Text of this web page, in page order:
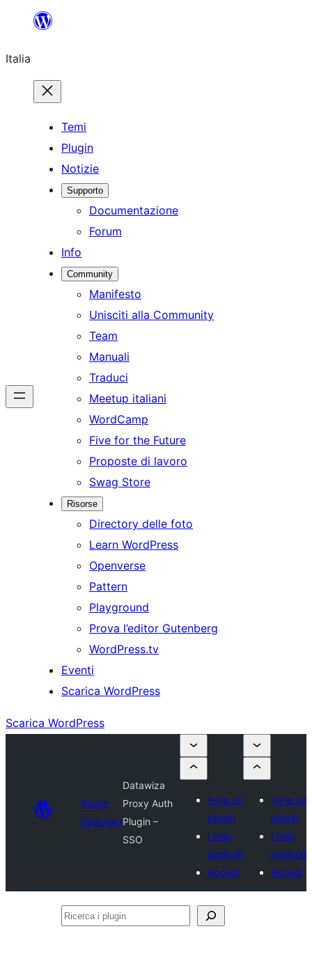
contenuto
Italia
Temi
Plugin
Notizie
Supporto
Documentazione
Forum
Info
Community
Manifesto
Unisciti alla Community
Team
Manuali
Traduci
Meetup italiani
WordCamp
Five for the Future
Proposte di lavoro
Swag Store
Risorse
Directory delle foto
Learn WordPress
Openverse
Pattern
Playground
Prova l’editor Gutenberg
WordPress.tv
Eventi
Scarica WordPress
Scarica WordPress
Plugin
Directory
Datawiza
Proxy Auth
Plugin –
SSO
Invia un
plugin
I miei
preferiti
Accedi
Invia un
plugin
I miei
preferiti
Accedi
Ricerca